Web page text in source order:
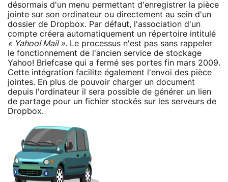
désormais d'un menu permettant d'enregistrer la pièce
jointe sur son ordinateur ou directement au sein d'un
dossier de Dropbox. Par défaut, l'association d'un
compte créera automatiquement un répertoire intitulé
« Yahoo! Mail ». Le processus n'est pas sans rappeler
le fonctionnement de l'ancien service de stockage
Yahoo! Briefcase qui a fermé ses portes fin mars 2009.
Cette intégration facilite également l'envoi des pièce
jointes. En plus de pouvoir charger un document
depuis l'ordinateur il sera possible de générer un lien
de partage pour un fichier stockés sur les serveurs de
Dropbox.